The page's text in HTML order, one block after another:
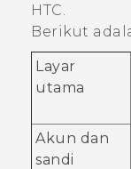
HTC
Berikut
Layar
utama
Akun dan
sandi